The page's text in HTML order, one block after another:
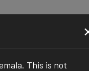
This is not